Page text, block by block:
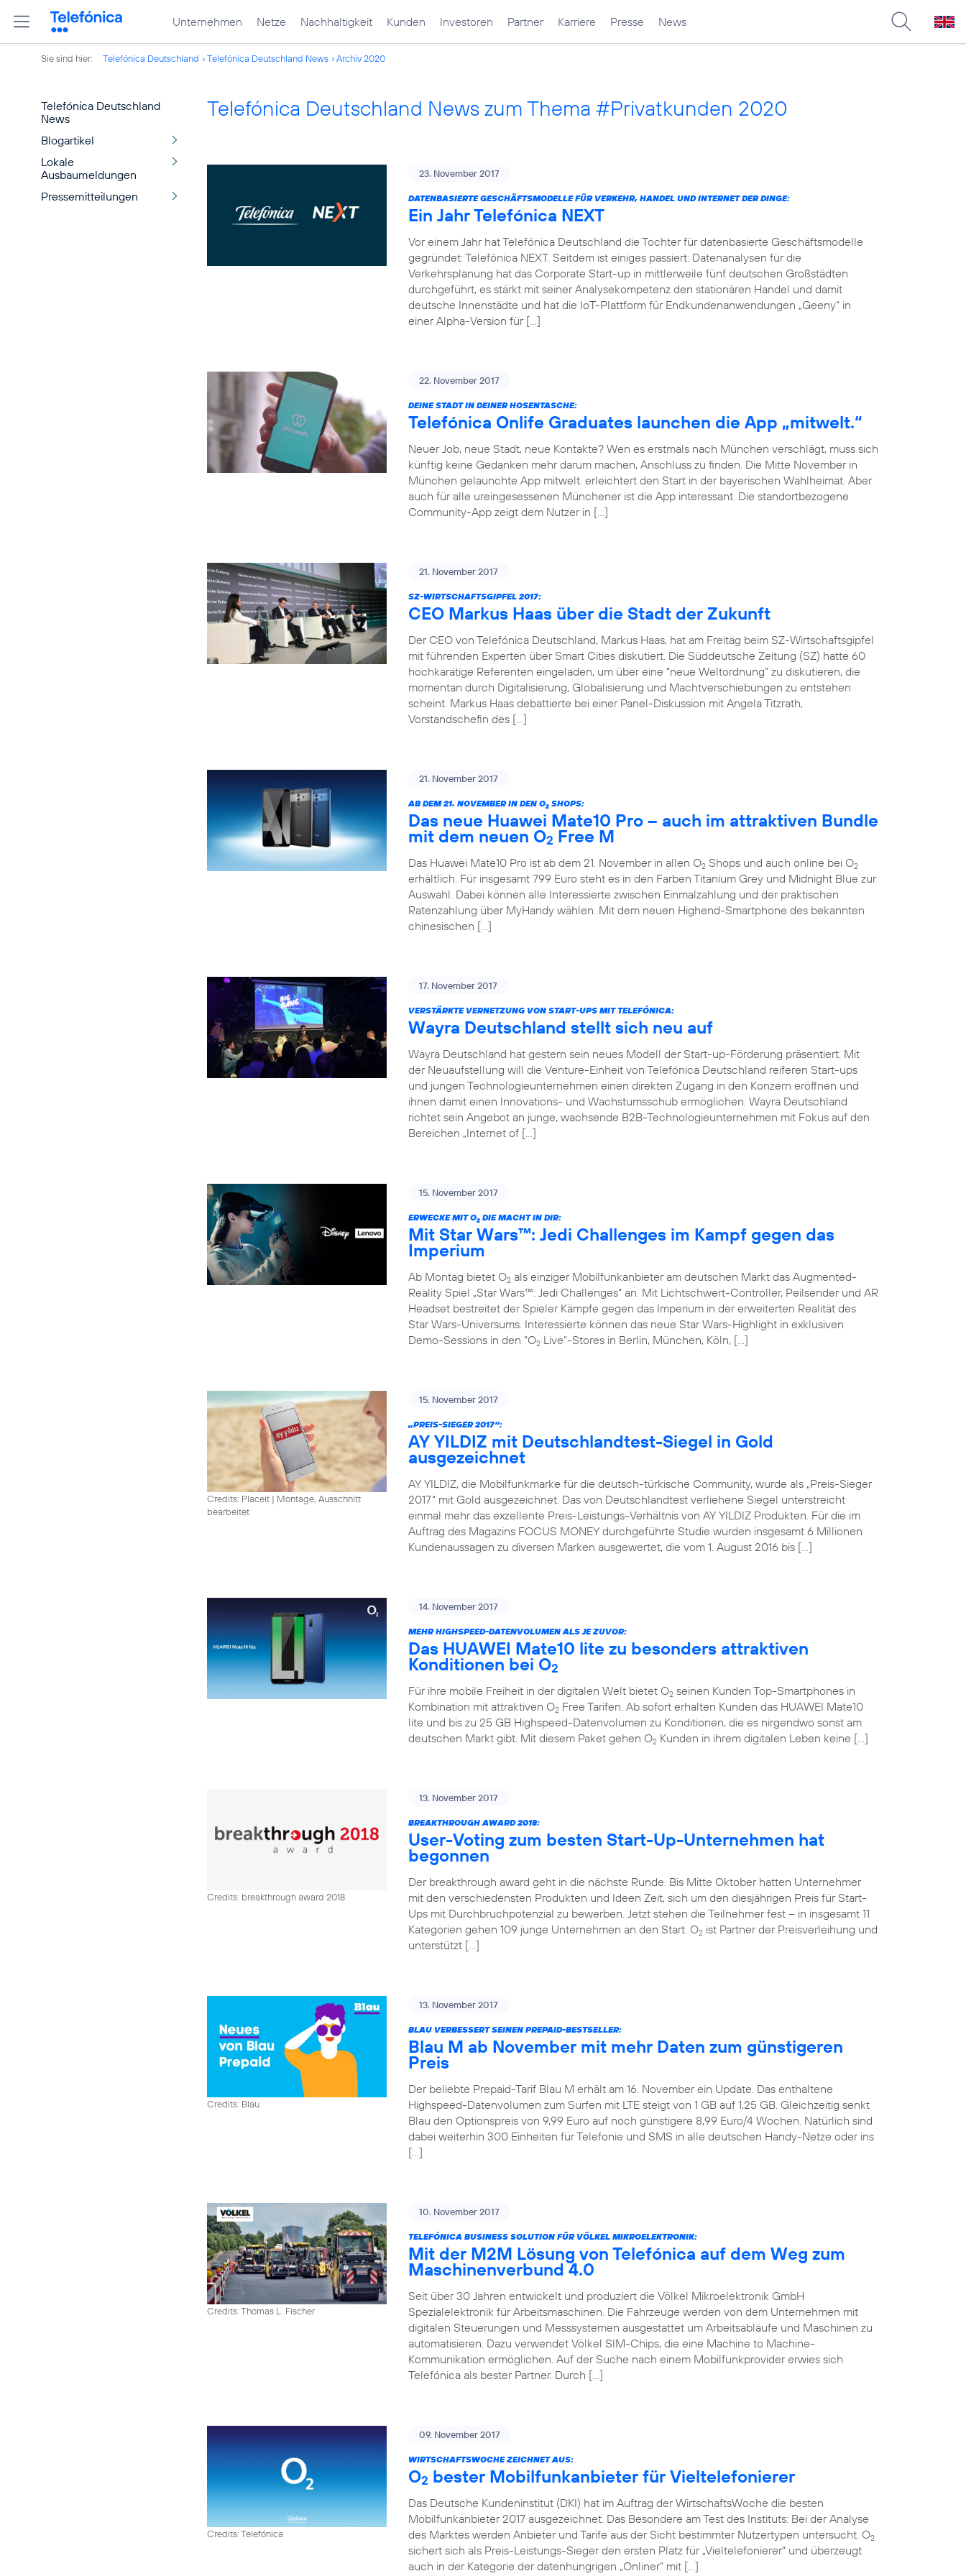
Unternehmen Netze Nachhaltigkeit Kunden Investoren Partner Karriere Presse News
Sie sind hier: Telefónica Deutschland Telefónica Deutschland News Archiv 2020
Telefónica Deutschland
News
Blogartikel
Lokale
Ausbaumeldungen
Pressemitteilungen
Telefónica Deutschland News zum Thema #Privatkunden 2020
23. November 2017
DATENBASIERTE GESCHÄFTSMODELLE FÜR VERKEHR, HANDEL UND INTERNET DER DINGE:
Ein Jahr Telefónica NEXT
Vor einem Jahr hat Telefónica Deutschland die Tochter für datenbasierte Geschäftsmodelle
gegründet: Telefónica NEXT. Seitdem ist einiges passiert: Datenanalysen für die
Verkehrsplanung hat das Corporate Start-up in mittlerweile fünf deutschen Großstädten
durchgeführt, es stärkt mit seiner Analysekompetenz den stationären Handel und damit
deutsche Innenstädte und hat die IoT-Plattform für Endkundenanwendungen „Geeny“ in
einer Alpha-Version für […]
22. November 2017
DEINE STADT IN DEINER HOSENTASCHE:
Telefónica Onlife Graduates launchen die App „mitwelt.“
Neuer Job, neue Stadt, neue Kontakte? Wen es erstmals nach München verschlägt, muss sich
künftig keine Gedanken mehr darum machen, Anschluss zu finden. Die Mitte November in
München gelaunchte App mitwelt. erleichtert den Start in der bayerischen Wahlheimat. Aber
auch für alle ureingesessenen Münchener ist die App interessant. Die standortbezogene
Community-App zeigt dem Nutzer in […]
21. November 2017
SZ-WIRTSCHAFTSGIPFEL 2017:
CEO Markus Haas über die Stadt der Zukunft
Der CEO von Telefónica Deutschland, Markus Haas, hat am Freitag beim SZ-Wirtschaftsgipfel
mit führenden Experten über Smart Cities diskutiert. Die Süddeutsche Zeitung (SZ) hatte 60
hochkarätige Referenten eingeladen, um über eine “neue Weltordnung” zu diskutieren, die
momentan durch Digitalisierung, Globalisierung und Machtverschiebungen zu entstehen
scheint. Markus Haas debattierte bei einer Panel-Diskussion mit Angela Titzrath,
Vorstandschefin des […]
21. November 2017
AB DEM 21. NOVEMBER IN DEN O2 SHOPS:
Das neue Huawei Mate10 Pro – auch im attraktiven Bundle
mit dem neuen O2 Free M
Das Huawei Mate10 Pro ist ab dem 21. November in allen O2 Shops und auch online bei O2
erhältlich. Für insgesamt 799 Euro steht es in den Farben Titanium Grey und Midnight Blue zur
Auswahl. Dabei können alle Interessierte zwischen Einmalzahlung und der praktischen
Ratenzahlung über MyHandy wählen. Mit dem neuen Highend-Smartphone des bekannten
chinesischen […]
17. November 2017
VERSTÄRKTE VERNETZUNG VON START-UPS MIT TELEFÓNICA:
Wayra Deutschland stellt sich neu auf
Wayra Deutschland hat gestern sein neues Modell der Start-up-Förderung präsentiert. Mit
der Neuaufstellung will die Venture-Einheit von Telefónica Deutschland reiferen Start-ups
und jungen Technologieunternehmen einen direkten Zugang in den Konzern eröffnen und
ihnen damit einen Innovations- und Wachstumsschub ermöglichen. Wayra Deutschland
richtet sein Angebot an junge, wachsende B2B-Technologieunternehmen mit Fokus auf den
Bereichen „Internet of […]
15. November 2017
ERWECKE MIT O2 DIE MACHT IN DIR:
Mit Star Wars™: Jedi Challenges im Kampf gegen das
Imperium
Ab Montag bietet O2 als einziger Mobilfunkanbieter am deutschen Markt das Augmented-
Reality Spiel „Star Wars™: Jedi Challenges“ an. Mit Lichtschwert-Controller, Peilsender und AR
Headset bestreitet der Spieler Kämpfe gegen das Imperium in der erweiterten Realität des
Star Wars-Universums. Interessierte können das neue Star Wars-Highlight in exklusiven
Demo-Sessions in den “O2 Live“-Stores in Berlin, München, Köln, […]
Credits: Placeit | Montage, Ausschnitt
bearbeitet
15. November 2017
„PREIS-SIEGER 2017“:
AY YILDIZ mit Deutschlandtest-Siegel in Gold
ausgezeichnet
AY YILDIZ, die Mobilfunkmarke für die deutsch-türkische Community, wurde als „Preis-Sieger
2017“ mit Gold ausgezeichnet. Das von Deutschlandtest verliehene Siegel unterstreicht
einmal mehr das exzellente Preis-Leistungs-Verhältnis von AY YILDIZ Produkten. Für die im
Auftrag des Magazins FOCUS MONEY durchgeführte Studie wurden insgesamt 6 Millionen
Kundenaussagen zu diversen Marken ausgewertet, die vom 1. August 2016 bis […]
14. November 2017
MEHR HIGHSPEED-DATENVOLUMEN ALS JE ZUVOR:
Das HUAWEI Mate10 lite zu besonders attraktiven
Konditionen bei O2
Für ihre mobile Freiheit in der digitalen Welt bietet O2 seinen Kunden Top-Smartphones in
Kombination mit attraktiven O2 Free Tarifen. Ab sofort erhalten Kunden das HUAWEI Mate10
lite und bis zu 25 GB Highspeed-Datenvolumen zu Konditionen, die es nirgendwo sonst am
deutschen Markt gibt. Mit diesem Paket gehen O2 Kunden in ihrem digitalen Leben keine […]
Credits: breakthrough award 2018
13. November 2017
BREAKTHROUGH AWARD 2018:
User-Voting zum besten Start-Up-Unternehmen hat
begonnen
Der breakthrough award geht in die nächste Runde. Bis Mitte Oktober hatten Unternehmer
mit den verschiedensten Produkten und Ideen Zeit, sich um den diesjährigen Preis für Start-
Ups mit Durchbruchpotenzial zu bewerben. Jetzt stehen die Teilnehmer fest – in insgesamt 11
Kategorien gehen 109 junge Unternehmen an den Start. O2 ist Partner der Preisverleihung und
unterstützt […]
Credits: Blau
13. November 2017
BLAU VERBESSERT SEINEN PREPAID-BESTSELLER:
Blau M ab November mit mehr Daten zum günstigeren
Preis
Der beliebte Prepaid-Tarif Blau M erhält am 16. November ein Update. Das enthaltene
Highspeed-Datenvolumen zum Surfen mit LTE steigt von 1 GB auf 1,25 GB. Gleichzeitig senkt
Blau den Optionspreis von 9,99 Euro auf noch günstigere 8,99 Euro/4 Wochen. Natürlich sind
dabei weiterhin 300 Einheiten für Telefonie und SMS in alle deutschen Handy-Netze oder ins
[…]
Credits: Thomas L. Fischer
10. November 2017
TELEFÓNICA BUSINESS SOLUTION FÜR VÖLKEL MIKROELEKTRONIK:
Mit der M2M Lösung von Telefónica auf dem Weg zum
Maschinenverbund 4.0
Seit über 30 Jahren entwickelt und produziert die Völkel Mikroelektronik GmbH
Spezialelektronik für Arbeitsmaschinen. Die Fahrzeuge werden von dem Unternehmen mit
digitalen Steuerungen und Messsystemen ausgestattet um Arbeitsabläufe und Maschinen zu
automatisieren. Dazu verwendet Völkel SIM-Chips, die eine Machine to Machine-
Kommunikation ermöglichen. Auf der Suche nach einem Mobilfunkprovider erwies sich
Telefónica als bester Partner. Durch […]
Credits: Telefónica
09. November 2017
WIRTSCHAFTSWOCHE ZEICHNET AUS:
O2 bester Mobilfunkanbieter für Vieltelefonierer
Das Deutsche Kundeninstitut (DKI) hat im Auftrag der WirtschaftsWoche die besten
Mobilfunkanbieter 2017 ausgezeichnet. Das Besondere am Test des Instituts: Bei der Analyse
des Marktes werden Anbieter und Tarife aus der Sicht bestimmter Nutzertypen untersucht. O2
sichert sich als Preis-Leistungs-Sieger den ersten Platz für „Vieltelefonierer“ und überzeugt
auch in der Kategorie der datenhungrigen „Onliner“ mit […]